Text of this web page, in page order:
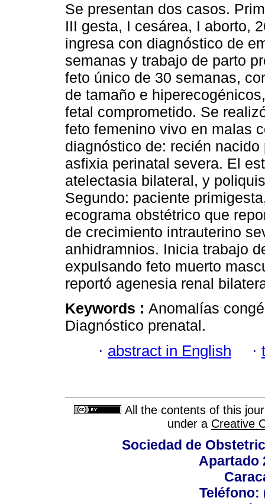
Se presentan dos casos.
III gesta, I cesárea, I aborto,
ingresa con diagnóstico de
semanas y trabajo de parto
feto único de 30 semanas,
de tamaño e
fetal comprometido. Se
feto femenino vivo en malas
diagnóstico de: recién
asfixia perinatal severa. El
atelectasia bilateral, y
Segundo: paciente
ecograma obstétrico que
de crecimiento intrauterino
anhidramnios. Inicia trabajo
expulsando feto muerto
reportó agenesia renal
Keywords : Anomalías
Diagnóstico prenatal.
· abstract in English ·
All the contents of this
under a Creative
Sociedad de
Apartado
Teléfono: